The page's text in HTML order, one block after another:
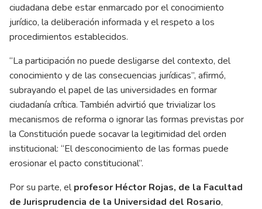
ciudadana debe estar enmarcado por el conocimiento
jurídico, la deliberación informada y el respeto a los
procedimientos establecidos.
“La participación no puede desligarse del contexto, del
conocimiento y de las consecuencias jurídicas”, afirmó,
subrayando el papel de las universidades en formar
ciudadanía crítica. También advirtió que trivializar los
mecanismos de reforma o ignorar las formas previstas por
la Constitución puede socavar la legitimidad del orden
institucional: “El desconocimiento de las formas puede
erosionar el pacto constitucional”.
Por su parte, elprofesor Héctor Rojas, de la Facultad
de Jurisprudencia de la Universidad del Rosario,